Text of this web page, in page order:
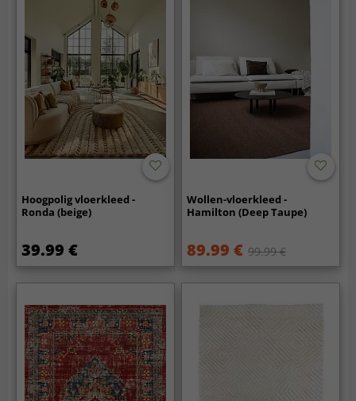
Hoogpolig vloerkleed -
Ronda (beige)
39.99 €
Wollen-vloerkleed -
Hamilton (Deep Taupe)
89.99 € 99.99 €